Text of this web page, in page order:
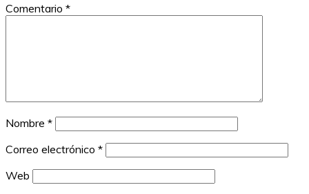
Comentario *
Nombre *
Correo electrónico *
Web